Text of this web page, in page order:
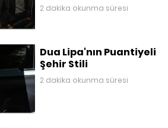
Düğünü”
2 dakika okunma süresi
Dua Lipa'nın Puantiyeli
Şehir Stili
2 dakika okunma süresi